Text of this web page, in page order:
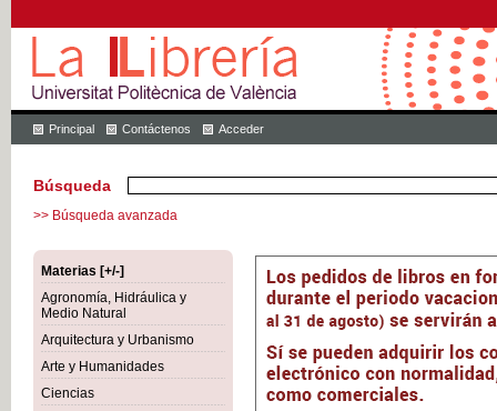
Principal Contáctenos Acceder
Búsqueda
>> Búsqueda avanzada
Materias [+/-]
Agronomía, Hidráulica y
Medio Natural
Arquitectura y Urbanismo
Arte y Humanidades
Ciencias